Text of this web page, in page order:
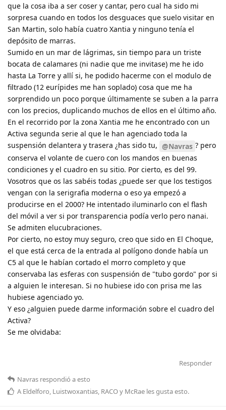
que la cosa iba a ser coser y cantar, pero cual ha sido mi
sorpresa cuando en todos los desguaces que suelo visitar en
San Martin, solo había cuatro Xantia y ninguno tenía el
depósito de marras.
Sumido en un mar de lágrimas, sin tiempo para un triste
bocata de calamares (ni nadie que me invitase) me he ido
hasta La Torre y allí si, he podido hacerme con el modulo de
filtrado (12 eurípides me han soplado) cosa que me ha
sorprendido un poco porque últimamente se suben a la parra
con los precios, duplicando muchos de ellos en el último año.
En el recorrido por la zona Xantia me he encontrado con un
Activa segunda serie al que le han agenciado toda la
suspensión delantera y trasera ¿has sido tu, @Navras ? pero
conserva el volante de cuero con los mandos en buenas
condiciones y el cuadro en su sitio. Por cierto, es del 99.
Vosotros que os las sabéis todas ¿puede ser que los testigos
vengan con la serigrafia moderna o eso ya empezó a
producirse en el 2000? He intentado iluminarlo con el flash
del móvil a ver si por transparencia podía verlo pero nanai.
Se admiten elucubraciones.
Por cierto, no estoy muy seguro, creo que sido en El Choque,
el que está cerca de la entrada al polígono donde había un
C5 al que le habían cortado el morro completo y que
conservaba las esferas con suspensión de "tubo gordo" por si
a alguien le interesan. Si no hubiese ido con prisa me las
hubiese agenciado yo.
Y eso ¿alguien puede darme información sobre el cuadro del
Activa?
Se me olvidaba:
Responder
Navras respondió a esto
A Eldelforo Luistwoxantias RACOy McRae les gusta esto.